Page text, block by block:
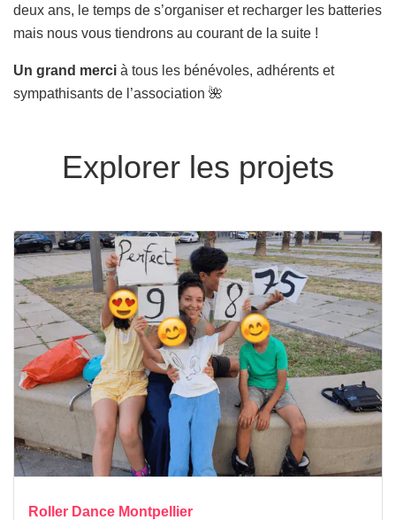
deux ans, le temps de s’organiser et recharger les batteries
mais nous vous tiendrons au courant de la suite !
Un grand merci à tous les bénévoles, adhérents et
sympathisants de l’association 🌺
Explorer les projets
Roller Dance Montpellier